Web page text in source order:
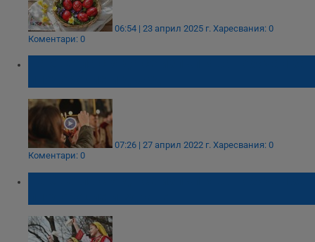
06:54 | 23 април 2025 г. Харесвания: 0
Коментари: 0
07:26 | 27 април 2022 г. Харесвания: 0
Коментари: 0